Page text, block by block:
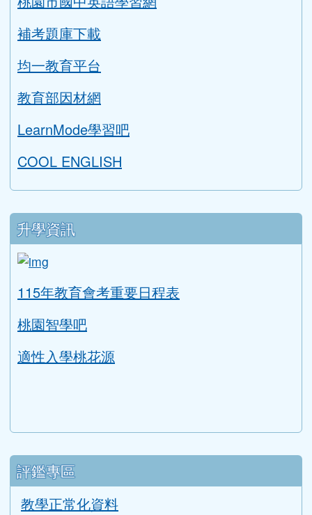
學習扶助評量系統
AILEAD365
中小學線上學習平臺
桃園市國中英語學習網
補考題庫下載
均一教育平台
LearnMode學習吧
COOL ENGLISH
升學資訊
link to https://tyc.entry.edu.tw/
桃園智學吧
適性入學桃花源